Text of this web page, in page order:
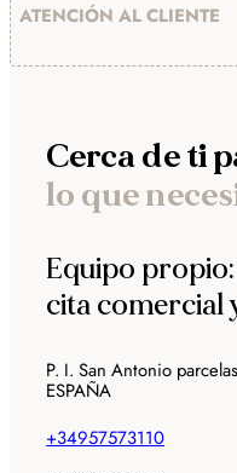
ATENCIÓN AL CLIENTE
Cerca de ti
lo que
Equipo
cita comercial
P. I. San Antonio
ESPAÑA
+34957573110